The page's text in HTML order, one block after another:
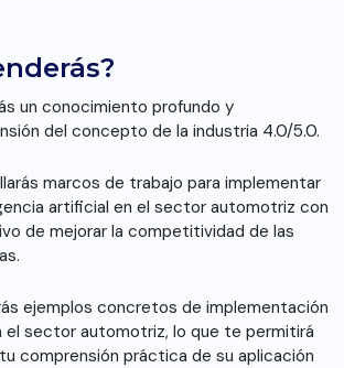
un conocimiento profundo y
del concepto de la industria 4.0/5.0.
marcos de trabajo para implementar
artificial en el sector automotriz con
de mejorar la competitividad de las
ejemplos concretos de implementación
el sector automotriz, lo que te permitirá
comprensión práctica de su aplicación